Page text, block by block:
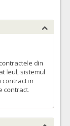
din
leul, sistemul
in
contract.